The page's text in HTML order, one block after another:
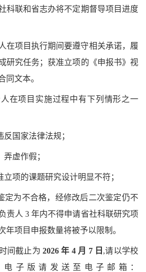
科联和省志办将不定期督导项目进度
在项目执行期间要遵守相关承诺，履
研究任务；获准立项的《申报书》视
同文本。
人在项目实施过程中有下列情形之一
国家法律法规；
虚作假；
立项的课题研究设计明显不符；
定为不合格，经修改后二次鉴定仍不
责人 3 年内不得申请省社科联研究项
年项目申报数量将被予以限制。
间截止为 2026 年 4 月 7 日 ,请以学校
子版请发送至电子邮箱：